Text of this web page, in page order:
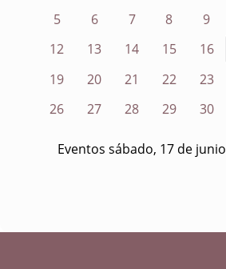
5
6 7 8 9
12
13 14 15 16
19
20 21 22 23
26
27 28 29 30
Eventos sábado, 17 de